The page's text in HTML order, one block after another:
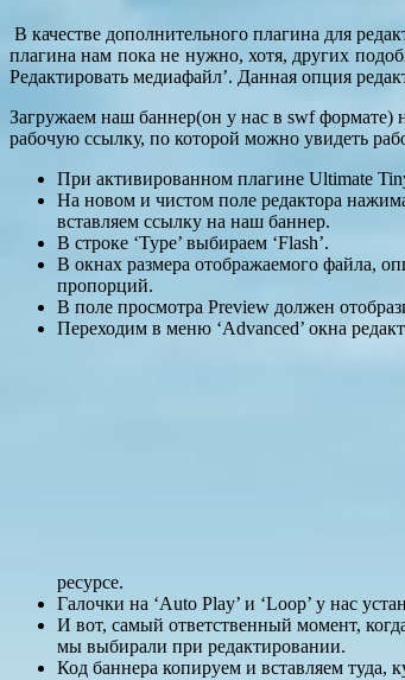
В качестве дополнительного плагина для
плагина нам пока не нужно, хотя, других
Редактировать медиафайл’. Данная опция
Загружаем наш баннер(он у нас в swf формате)
рабочую ссылку, по которой можно увидеть
При активированном плагине Ultimate
На новом и чистом поле редактора
вставляем ссылку на наш баннер.
В строке ‘Type’ выбираем ‘Flash’.
В окнах размера отображаемого файла,
пропорций.
В поле просмотра Preview должен
Переходим в меню ‘Advanced’ окна
ресурсе.
Галочки на ‘Auto Play’ и ‘Loop’ у нас
И вот, самый ответственный момент,
мы выбирали при редактировании.
Код баннера копируем и вставляем туда,